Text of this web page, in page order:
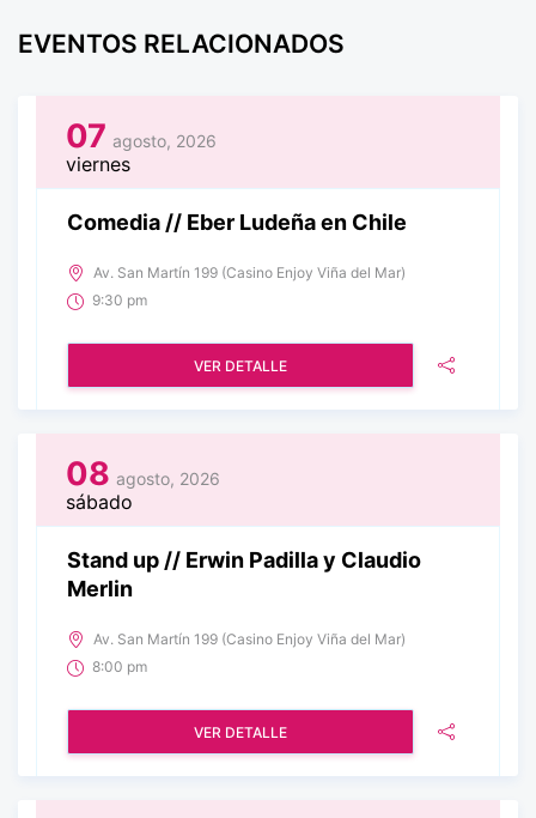
EVENTOS RELACIONADOS
07 agosto, 2026
viernes
Comedia // Eber Ludeña en Chile
Av. San Martín 199 (Casino Enjoy Viña del Mar)
9:30 pm
VER DETALLE
08 agosto, 2026
sábado
Stand up // Erwin Padilla y Claudio
Merlin
Av. San Martín 199 (Casino Enjoy Viña del Mar)
8:00 pm
VER DETALLE